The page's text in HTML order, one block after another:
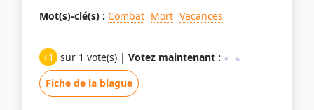
Mot(s)-clé(s) : Combat Mort Vacances
+1 sur 1 vote(s) | Votez maintenant :
Fiche de la blague